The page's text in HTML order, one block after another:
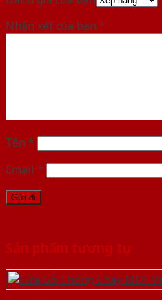
Nhận xét của bạn *
Tên *
Email *
Sản phẩm tương tự